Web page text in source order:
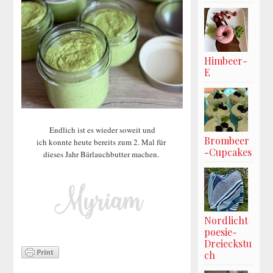
Endlich ist es wieder soweit und
ich konnte heute bereits zum 2. Mal für
dieses Jahr Bärlauchbutter machen.
Himbeer-
E
Brombeer
-Cupcakes
Nordlicht
poesie-
Dreieckstu
ch